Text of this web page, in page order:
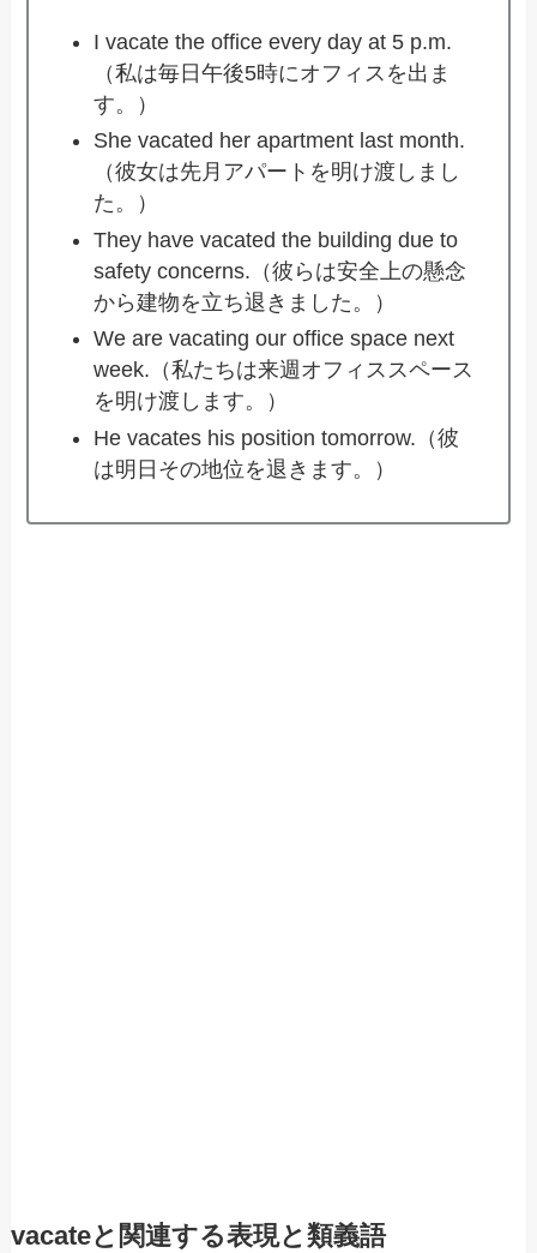
I vacate the office every day at 5 p.m.
（私は毎日午後5時にオフィスを出ま
す。）
She vacated her apartment last month.
（彼女は先月アパートを明け渡しまし
た。）
They have vacated the building due to
safety concerns.（彼らは安全上の懸念
から建物を立ち退きました。）
We are vacating our office space next
week.（私たちは来週オフィススペース
を明け渡します。）
He vacates his position tomorrow.（彼
は明日その地位を退きます。）
vacateと関連する表現と類義語